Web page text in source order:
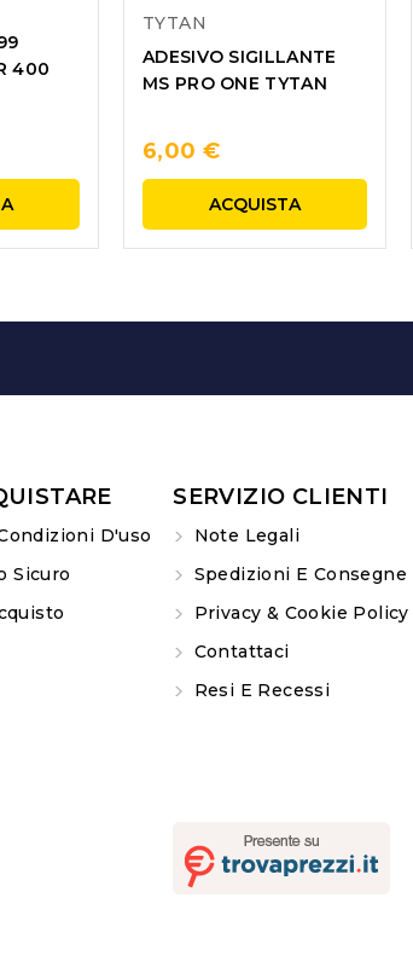
400
TYTAN
ADESIVO SIGILLANTE
MS PRO ONE TYTAN
6,00 €
ACQUISTA
D'uso
Sicuro
SERVIZIO CLIENTI
Note Legali
Spedizioni E Consegne
Privacy & Cookie Policy
Contattaci
Resi E Recessi